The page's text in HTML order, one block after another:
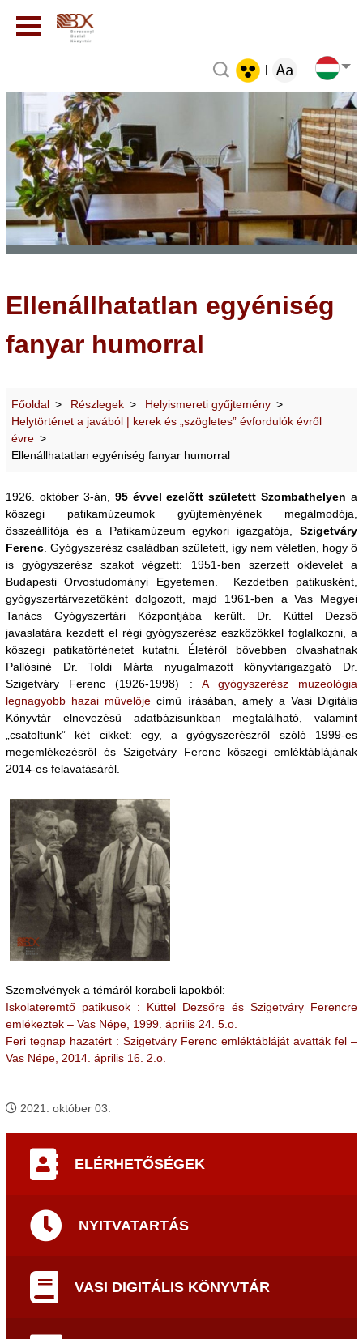
Ellenállhatatlan egyéniség
fanyar humorral
Főoldal Részlegek
Helyismereti gyűjtemény
Helytörténet a javából | kerek és „szögletes” évfordulók évről
évre
Ellenállhatatlan egyéniség fanyar humorral
1926. október 3-án, 95 évvel ezelőtt született Szombathelyen a
kőszegi patikamúzeumok gyűjteményének megálmodója,
összeállítója és a Patikamúzeum egykori igazgatója, Szigetváry
Ferenc . Gyógyszerész családban született, így nem véletlen, hogy ő
is gyógyszerész szakot végzett: 1951-ben szerzett oklevelet a
Budapesti Orvostudományi Egyetemen. Kezdetben patikusként,
gyógyszertárvezetőként dolgozott, majd 1961-ben a Vas Megyei
Tanács Gyógyszertári Központjába került. Dr. Küttel Dezső
javaslatára kezdett el régi gyógyszerész eszközökkel foglalkozni, a
kőszegi patikatörténetet kutatni. Életéről bővebben olvashatnak
Pallósiné Dr. Toldi Márta nyugalmazott könyvtárigazgató Dr.
Szigetváry Ferenc (1926-1998) : A gyógyszerész muzeológia
legnagyobb hazai művelője című írásában, amely a Vasi Digitális
Könyvtár elnevezésű adatbázisunkban megtalálható, valamint
„csatoltunk” két cikket: egy, a gyógyszerészről szóló 1999-es
megemlékezésről és Szigetváry Ferenc kőszegi emléktáblájának
2014-es felavatásáról.
Szemelvények a témáról korabeli lapokból:
Iskolateremtő patikusok : Küttel Dezsőre és Szigetváry Ferencre
emlékeztek – Vas Népe, 1999. április 24. 5.o.
Feri tegnap hazatért : Szigetváry Ferenc emléktábláját avatták fel –
Vas Népe, 2014. április 16. 2.o.
2021. október 03.
ELÉRHETŐSÉGEK
NYITVATARTÁS
VASI DIGITÁLIS KÖNYVTÁR